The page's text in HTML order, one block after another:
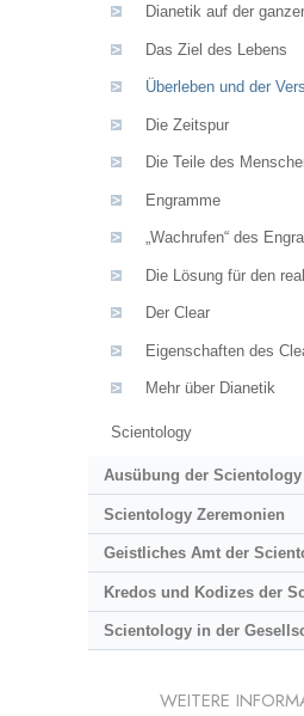
Dianetik auf der
Das Ziel des Lebens
Überleben und der
Die Zeitspur
Die Teile des
Engramme
„Wachrufen“ des
Die Lösung für den
Der Clear
Eigenschaften des
Mehr über Dianetik
Scientology
Ausübung der Scientology
Scientology Zeremonien
Geistliches Amt der
Kredos und Kodizes der
Scientology in der
WEITERE